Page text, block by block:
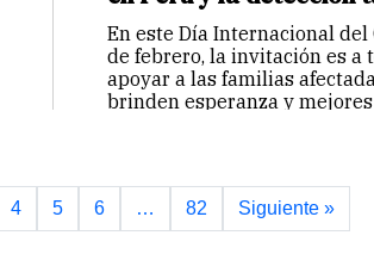
En este Día Internacional
de febrero, la invitación es a
apoyar a las familias
brinden esperanza y
4 5 6 … 82 Siguiente »